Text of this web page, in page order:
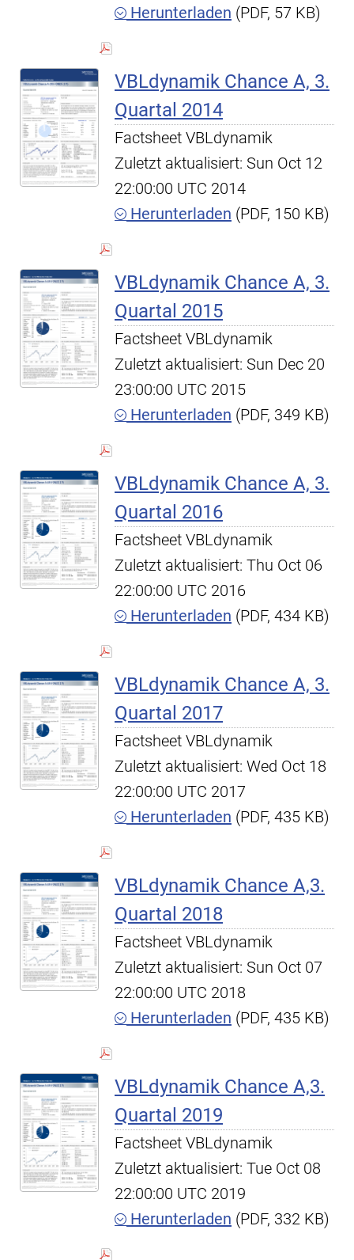
Herunterladen (PDF, 57 KB)
VBLdynamik Chance A, 3.
Quartal 2014
Factsheet VBLdynamik
Zuletzt aktualisiert: Sun Oct 12
22:00:00 UTC 2014
Herunterladen (PDF, 150 KB)
VBLdynamik Chance A, 3.
Quartal 2015
Factsheet VBLdynamik
Zuletzt aktualisiert: Sun Dec 20
23:00:00 UTC 2015
Herunterladen (PDF, 349 KB)
VBLdynamik Chance A, 3.
Quartal 2016
Factsheet VBLdynamik
Zuletzt aktualisiert: Thu Oct 06
22:00:00 UTC 2016
Herunterladen (PDF, 434 KB)
VBLdynamik Chance A, 3.
Quartal 2017
Factsheet VBLdynamik
Zuletzt aktualisiert: Wed Oct 18
22:00:00 UTC 2017
Herunterladen (PDF, 435 KB)
VBLdynamik Chance A,3.
Quartal 2018
Factsheet VBLdynamik
Zuletzt aktualisiert: Sun Oct 07
22:00:00 UTC 2018
Herunterladen (PDF, 435 KB)
VBLdynamik Chance A,3.
Quartal 2019
Factsheet VBLdynamik
Zuletzt aktualisiert: Tue Oct 08
22:00:00 UTC 2019
Herunterladen (PDF, 332 KB)